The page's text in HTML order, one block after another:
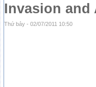
Invasion and
Thứ bảy - 02/07/2011 10:50